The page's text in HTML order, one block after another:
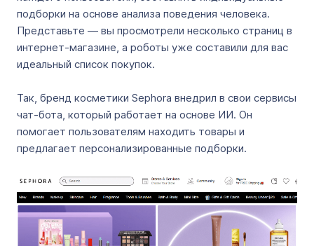
подборки на основе анализа поведения человека.
Представьте — вы просмотрели несколько страниц в
интернет-магазине, а роботы уже составили для вас
идеальный список покупок.
Так, бренд косметики Sephora внедрил в свои сервисы
чат-бота, который работает на основе ИИ. Он
помогает пользователям находить товары и
предлагает персонализированные подборки.